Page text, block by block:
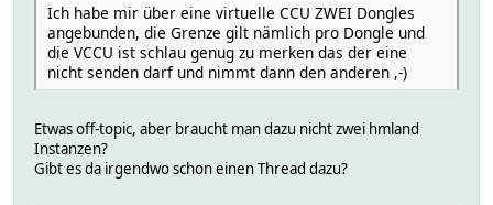
Ich habe mir über eine virtuelle CCU ZWEI Dongles
angebunden, die Grenze gilt nämlich pro Dongle und
die VCCU ist schlau genug zu merken das der eine
nicht senden darf und nimmt dann den anderen ,-)
Etwas off-topic, aber braucht man dazu nicht zwei hmland
Instanzen?
Gibt es da irgendwo schon einen Thread dazu?